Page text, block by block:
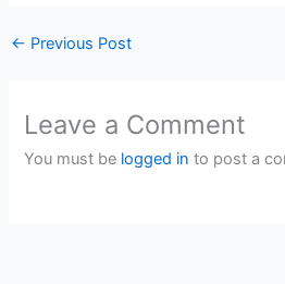
← Previous Post
Leave a Comment
You must be logged in to post a